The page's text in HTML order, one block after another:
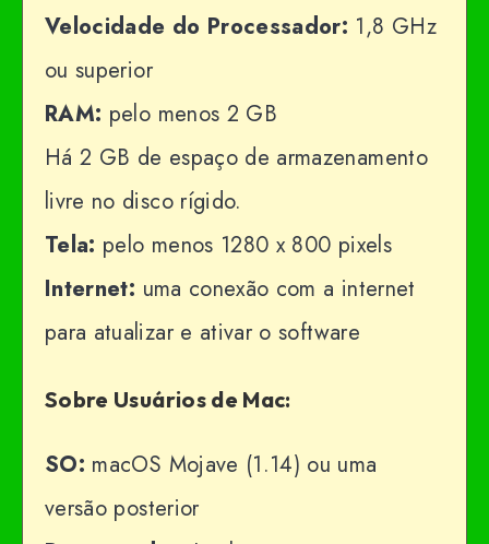
Velocidade do Processador: 1,8 GHz
ou superior
RAM: pelo menos 2 GB
Há 2 GB de espaço de armazenamento
livre no disco rígido.
Tela: pelo menos 1280 x 800 pixels
Internet: uma conexão com a internet
para atualizar e ativar o software
Sobre Usuários de Mac:
SO: macOS Mojave (1.14) ou uma
versão posterior